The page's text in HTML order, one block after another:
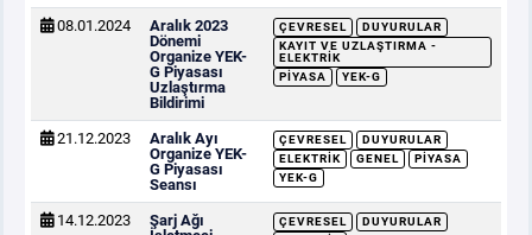
08.01.2024
Aralık 2023
Dönemi
Organize YEK-
G Piyasası
Uzlaştırma
Bildirimi
ÇEVRESEL
DUYURULAR
KAYIT VE UZLAŞTIRMA -
ELEKTRIK
PIYASA
YEK-G
21.12.2023
Aralık Ayı
Organize YEK-
G Piyasası
Seansı
ÇEVRESEL
DUYURULAR
ELEKTRIK
GENEL
PIYASA
YEK-G
14.12.2023
Şarj Ağı
ÇEVRESEL
DUYURULAR